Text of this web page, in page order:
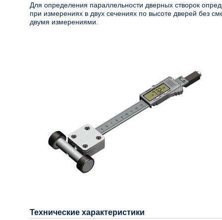
Для определения параллельности дверных створок
при измерениях в двух сечениях по высоте дверей без
двумя измерениями.
Технические характеристики